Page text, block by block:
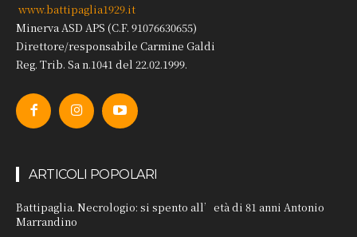
www.battipaglia1929.it
Minerva ASD APS (C.F. 91076630655)
Direttore/responsabile Carmine Galdi
Reg. Trib. Sa n.1041 del 22.02.1999.
ARTICOLI POPOLARI
Battipaglia. Necrologio: si spento all’età di 81 anni Antonio
Marrandino